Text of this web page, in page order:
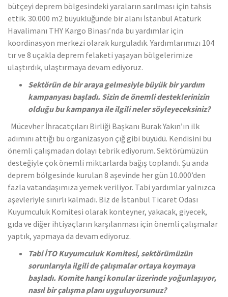
bütçeyi deprem bölgesindeki yaraların sarılması için tahsis
ettik. 30.000 m2 büyüklüğünde bir alanı İstanbul Atatürk
Havalimanı THY Kargo Binası’nda bu yardımlar için
koordinasyon merkezi olarak kurguladık. Yardımlarımızı 104
tır ve 8 uçakla deprem felaketi yaşayan bölgelerimize
ulaştırdık, ulaştırmaya devam ediyoruz.
Sektörün de bir araya gelmesiyle büyük bir yardım
kampanyası başladı. Sizin de önemli desteklerinizin
olduğu bu kampanya ile ilgili neler söyleyeceksiniz?
Mücevher İhracatçıları Birliği Başkanı Burak Yakın’ın ilk
adımını attığı bu organizasyon çığ gibi büyüdü. Kendisini bu
önemli çalışmadan dolayı tebrik ediyorum. Sektörümüzün
desteğiyle çok önemli miktarlarda bağış toplandı. Şu anda
deprem bölgesinde kurulan 8 aşevinde her gün 10.000’den
fazla vatandaşımıza yemek veriliyor. Tabi yardımlar yalnızca
aşevleriyle sınırlı kalmadı. Biz de İstanbul Ticaret Odası
Kuyumculuk Komitesi olarak konteyner, yakacak, giyecek,
gıda ve diğer ihtiyaçların karşılanması için önemli çalışmalar
yaptık, yapmaya da devam ediyoruz.
Tabi İTO Kuyumculuk Komitesi, sektörümüzün
sorunlarıyla ilgili de çalışmalar ortaya koymaya
başladı. Komite hangi konular üzerinde yoğunlaşıyor,
nasıl bir çalışma planı uyguluyorsunuz?